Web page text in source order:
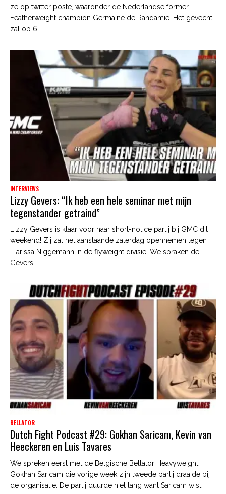
ze op twitter poste, waaronder de Nederlandse former
Featherweight champion Germaine de Randamie. Het gevecht
zal op 6...
INTERVIEWS
Lizzy Gevers: “Ik heb een hele seminar met mijn
tegenstander getraind”
Lizzy Gevers is klaar voor haar short-notice partij bij GMC dit
weekend! Zij zal het aanstaande zaterdag opennemen tegen
Larissa Niggemann in de flyweight divisie. We spraken de
Gevers...
BELLATOR
Dutch Fight Podcast #29: Gokhan Saricam, Kevin van
Heeckeren en Luis Tavares
We spreken eerst met de Belgische Bellator Heavyweight
Gokhan Saricam die vorige week zijn tweede partij draaide bij
de organisatie. De partij duurde niet lang want Saricam wist